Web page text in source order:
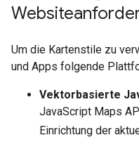
Um die Kartenstile zu
und Apps folgende
Vektorbasierte
JavaScript Maps
Einrichtung der